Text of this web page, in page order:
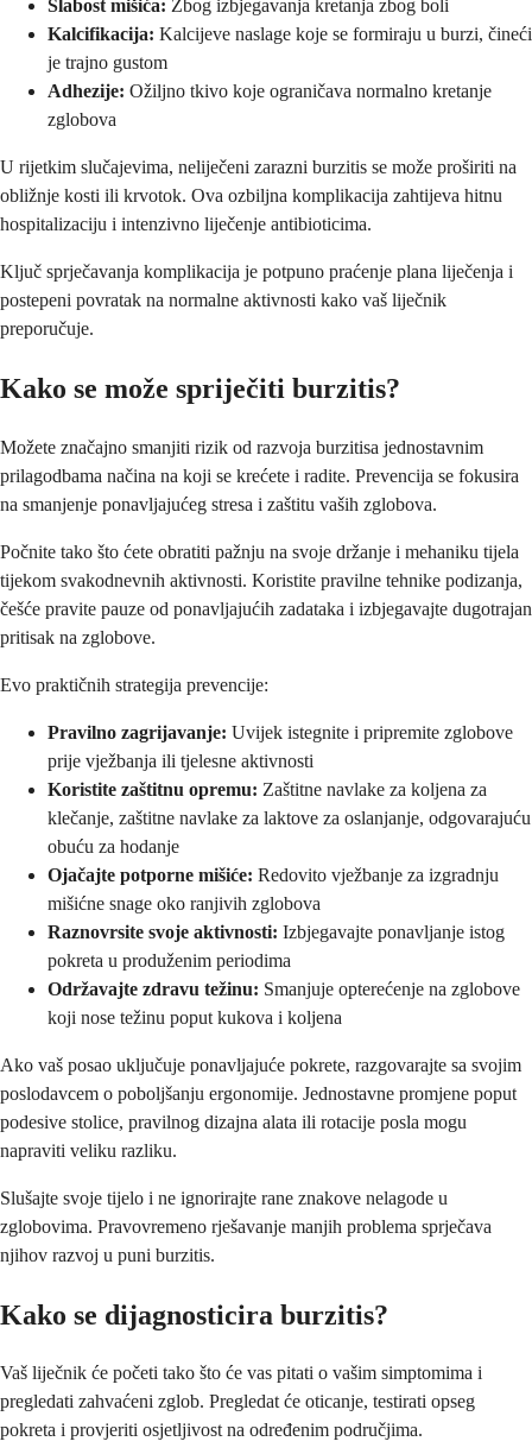
Slabost mišića: Zbog izbjegavanja kretanja zbog boli
Kalcifikacija: Kalcijeve naslage koje se formiraju u burzi, čineći
je trajno gustom
Adhezije: Ožiljno tkivo koje ograničava normalno kretanje
zglobova
U rijetkim slučajevima, neliječeni zarazni burzitis se može proširiti na
obližnje kosti ili krvotok. Ova ozbiljna komplikacija zahtijeva hitnu
hospitalizaciju i intenzivno liječenje antibioticima.
Ključ sprječavanja komplikacija je potpuno praćenje plana liječenja i
postepeni povratak na normalne aktivnosti kako vaš liječnik
preporučuje.
Kako se može spriječiti burzitis?
Možete značajno smanjiti rizik od razvoja burzitisa jednostavnim
prilagodbama načina na koji se krećete i radite. Prevencija se fokusira
na smanjenje ponavljajućeg stresa i zaštitu vaših zglobova.
Počnite tako što ćete obratiti pažnju na svoje držanje i mehaniku tijela
tijekom svakodnevnih aktivnosti. Koristite pravilne tehnike podizanja,
češće pravite pauze od ponavljajućih zadataka i izbjegavajte dugotrajan
pritisak na zglobove.
Evo praktičnih strategija prevencije:
Pravilno zagrijavanje: Uvijek istegnite i pripremite zglobove
prije vježbanja ili tjelesne aktivnosti
Koristite zaštitnu opremu: Zaštitne navlake za koljena za
klečanje, zaštitne navlake za laktove za oslanjanje, odgovarajuću
obuću za hodanje
Ojačajte potporne mišiće: Redovito vježbanje za izgradnju
mišićne snage oko ranjivih zglobova
Raznovrsite svoje aktivnosti: Izbjegavajte ponavljanje istog
pokreta u produženim periodima
Održavajte zdravu težinu: Smanjuje opterećenje na zglobove
koji nose težinu poput kukova i koljena
Ako vaš posao uključuje ponavljajuće pokrete, razgovarajte sa svojim
poslodavcem o poboljšanju ergonomije. Jednostavne promjene poput
podesive stolice, pravilnog dizajna alata ili rotacije posla mogu
napraviti veliku razliku.
Slušajte svoje tijelo i ne ignorirajte rane znakove nelagode u
zglobovima. Pravovremeno rješavanje manjih problema sprječava
njihov razvoj u puni burzitis.
Kako se dijagnosticira burzitis?
Vaš liječnik će početi tako što će vas pitati o vašim simptomima i
pregledati zahvaćeni zglob. Pregledat će oticanje, testirati opseg
pokreta i provjeriti osjetljivost na određenim područjima.